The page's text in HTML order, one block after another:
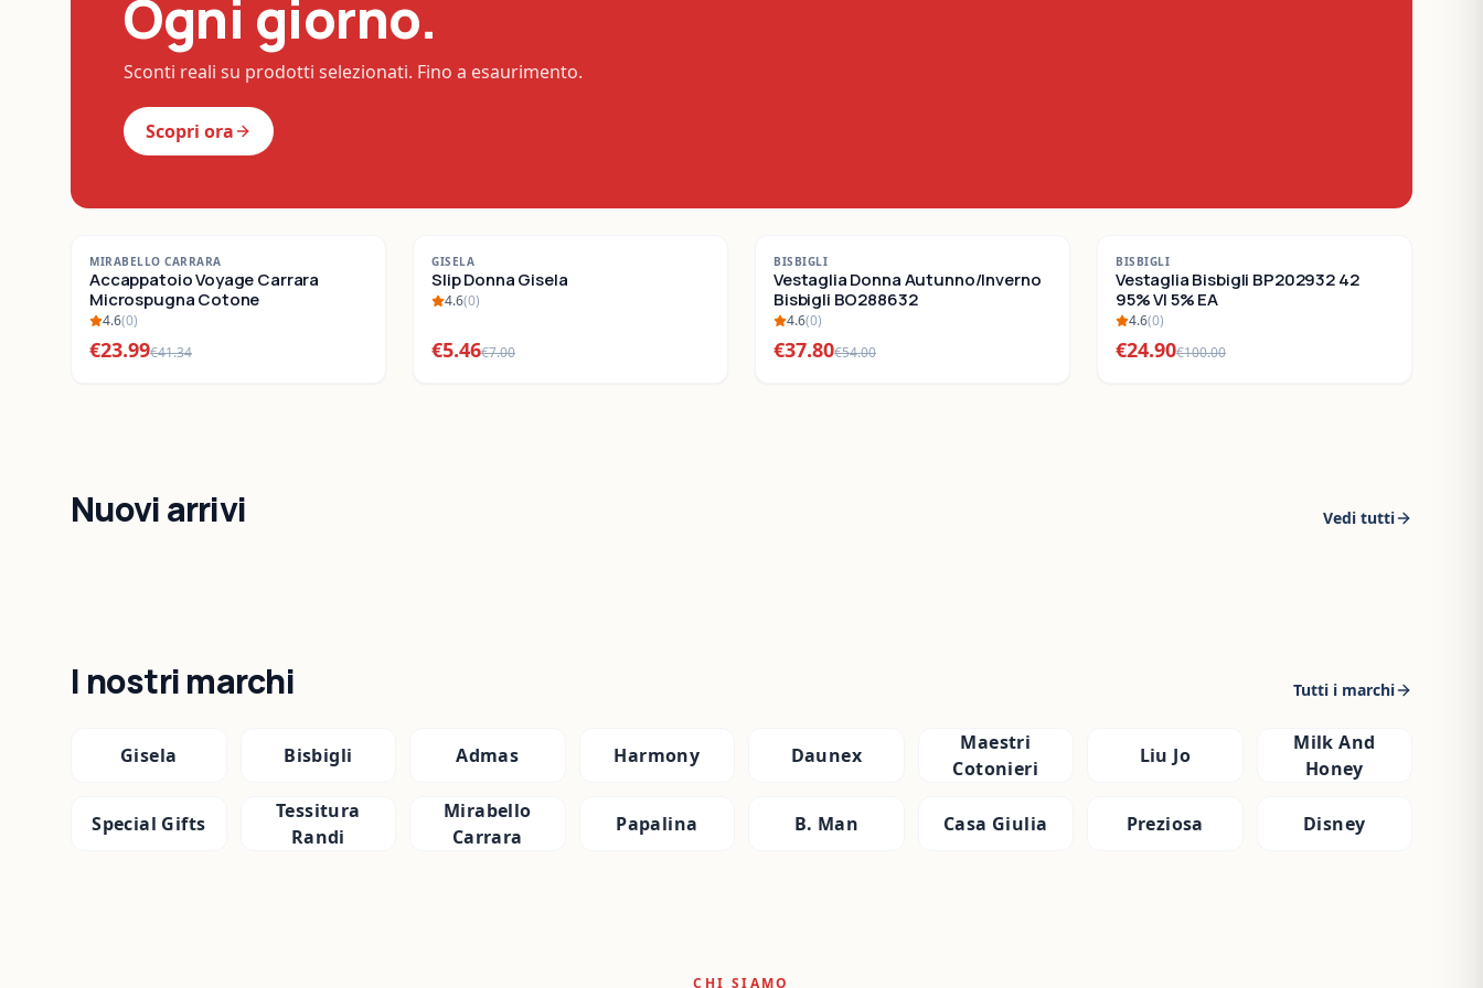
Ogni giorno.
Sconti reali su prodotti selezionati. Fino a esaurimento.
Scopri ora
- 42%
SALDI
MIRABELLO CARRARA
Accappatoio Voyage Carrara
Microspugna Cotone
4.6(0)
€23.99€41.34
-22%
SALDI
GISELA
Slip Donna Gisela
4.6(0)
€5.46€7.00
-30%
SALDI
BISBIGLI
Vestaglia Donna Autunno/Inverno
Bisbigli BO288632
4.6(0)
€37.80€54.00
-75%
SALDI
BISBIGLI
Vestaglia Bisbigli BP202932 42
95% VI 5% EA
4.6(0)
€24.90€100.00
Nuovi arrivi Vedi tutti
I nostri marchi Tutti i marchi
Gisela Bisbigli Admas Harmony Daunex
Maestri
Cotonieri
Liu Jo
Milk And
Honey
Special Gifts
Tessitura
Randi
Mirabello
Carrara
Papalina B. Man Casa Giulia Preziosa Disney
CHI SIAMO